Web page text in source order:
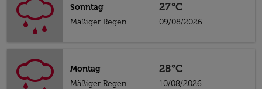
Sonntag
Mäßiger Regen
27°C
09/08/2026
Montag
Mäßiger Regen
28°C
10/08/2026